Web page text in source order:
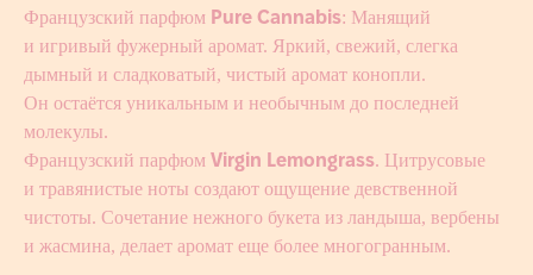
Французский парфюм Pure Cannabis: Манящий
и игривый фужерный аромат. Яркий, свежий, слегка
дымный и сладковатый, чистый аромат конопли.
Он остаётся уникальным и необычным до последней
молекулы.
Французский парфюм Virgin Lemongrass. Цитрусовые
и травянистые ноты создают ощущение девственной
чистоты. Сочетание нежного букета из ландыша, вербены
и жасмина, делает аромат еще более многогранным.